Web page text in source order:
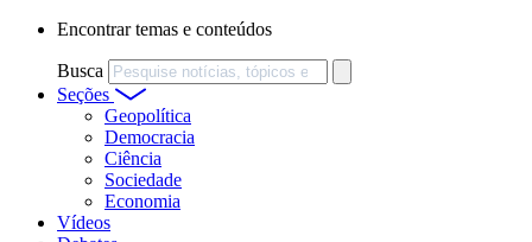
Encontrar temas e conteúdos
Busca
Seções
Geopolítica
Democracia
Ciência
Sociedade
Economia
Vídeos